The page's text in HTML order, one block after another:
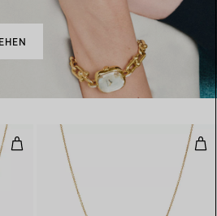
Color by the Yard Anhänger in